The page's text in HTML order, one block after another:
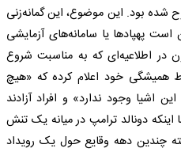
شده بود. این موضوع، این گمانه‌زنی
پهپاد‌ها یا سامانه‌های آزمایشی
در اطلاعیه‌ای که به مناسبت شروع
همیشگی خود اعلام کرده که «هیچ
اشیا وجود ندارد» و افراد آزادند
اینکه دونالد ترامپ در میانه یک تنش
چندین دهه وقایع حول یک رویداد